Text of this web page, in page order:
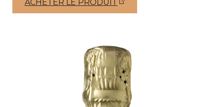
ACHETER LE PRODUIT